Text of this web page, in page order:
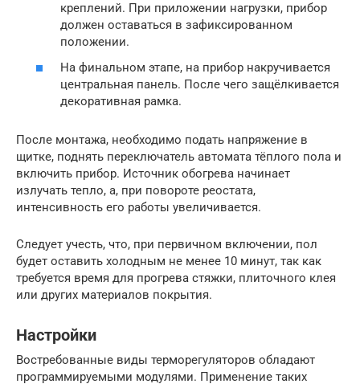
креплений. При приложении нагрузки, прибор
должен оставаться в зафиксированном
положении.
На финальном этапе, на прибор накручивается
центральная панель. После чего защёлкивается
декоративная рамка.
После монтажа, необходимо подать напряжение в
щитке, поднять переключатель автомата тёплого пола и
включить прибор. Источник обогрева начинает
излучать тепло, а, при повороте реостата,
интенсивность его работы увеличивается.
Следует учесть, что, при первичном включении, пол
будет оставить холодным не менее 10 минут, так как
требуется время для прогрева стяжки, плиточного клея
или других материалов покрытия.
Настройки
Востребованные виды терморегуляторов обладают
программируемыми модулями. Применение таких